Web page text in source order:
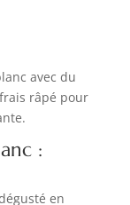
avec du
râpé pour
:
en